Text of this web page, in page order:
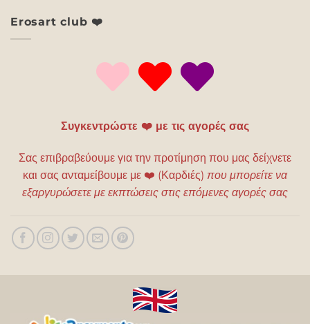
Erosart club ❤️
Συγκεντρώστε ❤️ με τις αγορές σας
Σας επιβραβεύουμε για την προτίμηση που μας δείχνετε
και σας ανταμείβουμε με ❤️ (Καρδιές) που μπορείτε να
εξαργυρώσετε με εκπτώσεις στις επόμενες αγορές σας